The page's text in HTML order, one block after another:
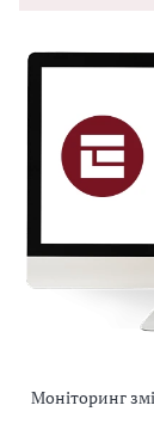
Моніторинг